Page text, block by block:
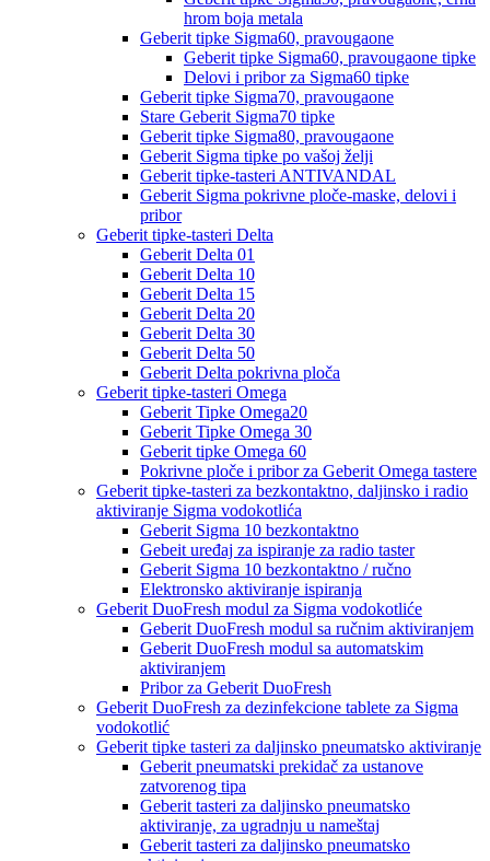
hrom boja metala
Geberit tipke Sigma60, pravougaone
Geberit tipke Sigma60, pravougaone tipke
Delovi i pribor za Sigma60 tipke
Geberit tipke Sigma70, pravougaone
Stare Geberit Sigma70 tipke
Geberit tipke Sigma80, pravougaone
Geberit Sigma tipke po vašoj želji
Geberit tipke-tasteri ANTIVANDAL
Geberit Sigma pokrivne ploče-maske, delovi i
pribor
Geberit tipke-tasteri Delta
Geberit Delta 01
Geberit Delta 10
Geberit Delta 15
Geberit Delta 20
Geberit Delta 30
Geberit Delta 50
Geberit Delta pokrivna ploča
Geberit tipke-tasteri Omega
Geberit Tipke Omega20
Geberit Tipke Omega 30
Geberit tipke Omega 60
Pokrivne ploče i pribor za Geberit Omega tastere
Geberit tipke-tasteri za bezkontaktno, daljinsko i radio
aktiviranje Sigma vodokotlića
Geberit Sigma 10 bezkontaktno
Gebeit uređaj za ispiranje za radio taster
Geberit Sigma 10 bezkontaktno / ručno
Elektronsko aktiviranje ispiranja
Geberit DuoFresh modul za Sigma vodokotliće
Geberit DuoFresh modul sa ručnim aktiviranjem
Geberit DuoFresh modul sa automatskim
aktiviranjem
Pribor za Geberit DuoFresh
Geberit DuoFresh za dezinfekcione tablete za Sigma
vodokotlić
Geberit tipke tasteri za daljinsko pneumatsko aktiviranje
Geberit pneumatski prekidač za ustanove
zatvorenog tipa
Geberit tasteri za daljinsko pneumatsko
aktiviranje, za ugradnju u nameštaj
Geberit tasteri za daljinsko pneumatsko